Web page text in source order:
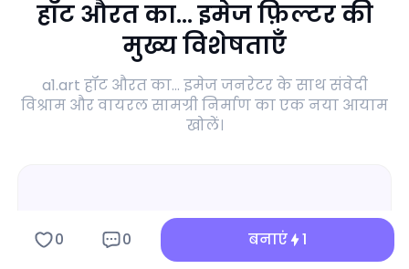
हॉट औरत का... इमेज फ़िल्टर की
मुख्य विशेषताएँ
a1.art हॉट औरत का... इमेज जनरेटर के साथ संवेदी
विश्राम और वायरल सामग्री निर्माण का एक नया आयाम
खोलें।
0 0 बनाएं 1